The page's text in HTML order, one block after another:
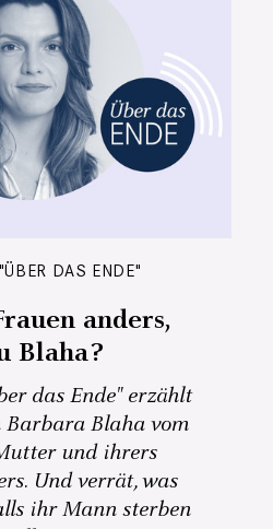
DAS ENDE"
anders,
Blaha?
das Ende" erzählt
Blaha vom
und ihrers
Und verrät, was
ihr Mann sterben